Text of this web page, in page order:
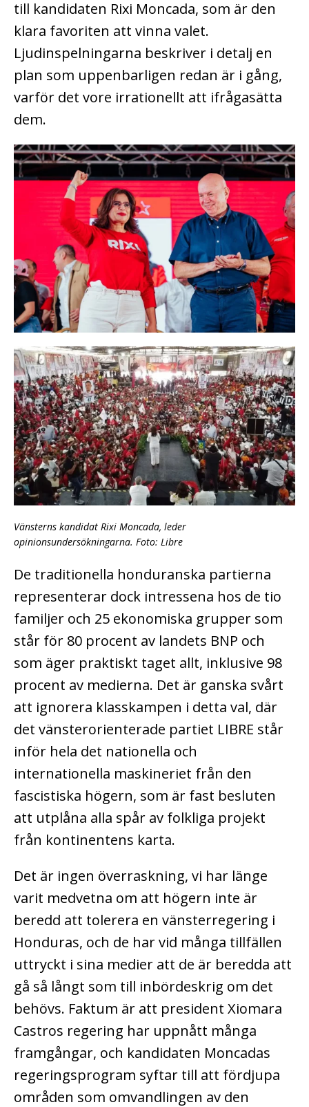
till kandidaten Rixi Moncada, som är den
klara favoriten att vinna valet.
Ljudinspelningarna beskriver i detalj en
plan som uppenbarligen redan är i gång,
varför det vore irrationellt att ifrågasätta
dem.
Vänsterns kandidat Rixi Moncada, leder
opinionsundersökningarna. Foto: Libre
De traditionella honduranska partierna
representerar dock intressena hos de tio
familjer och 25 ekonomiska grupper som
står för 80 procent av landets BNP och
som äger praktiskt taget allt, inklusive 98
procent av medierna. Det är ganska svårt
att ignorera klasskampen i detta val, där
det vänsterorienterade partiet LIBRE står
inför hela det nationella och
internationella maskineriet från den
fascistiska högern, som är fast besluten
att utplåna alla spår av folkliga projekt
från kontinentens karta.
Det är ingen överraskning, vi har länge
varit medvetna om att högern inte är
beredd att tolerera en vänsterregering i
Honduras, och de har vid många tillfällen
uttryckt i sina medier att de är beredda att
gå så långt som till inbördeskrig om det
behövs. Faktum är att president Xiomara
Castros regering har uppnått många
framgångar, och kandidaten Moncadas
regeringsprogram syftar till att fördjupa
områden som omvandlingen av den